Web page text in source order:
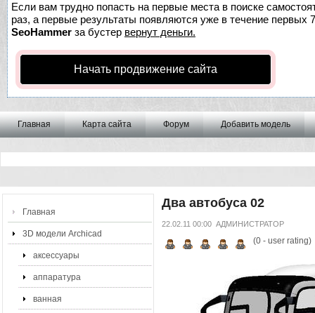
Если вам трудно попасть на первые места в поиске
раз, а первые результаты появляются уже в течение первых
SeoHammer за бустер вернут деньги.
Начать продвижение сайта
Главная Карта сайта Форум Добавить модель
Главная
3D модели Archicad
аксессуары
аппаратура
ванная
Два автобуса 02
22.02.11 00:00 АДМИНИСТРАТОР
(0- user rating)